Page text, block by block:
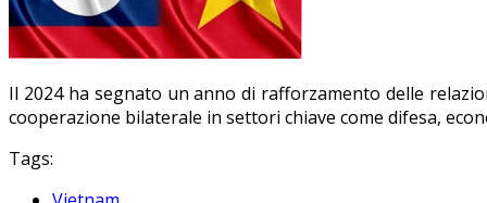
Il 2024 ha segnato un anno di rafforzamento delle
cooperazione bilaterale in settori chiave come difesa,
Tags: